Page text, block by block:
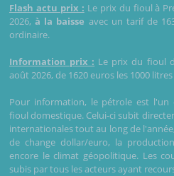
Flash actu prix : Le prix du fioul à
2026,à la baisse avec un tarif de
ordinaire.
Information prix : Le prix du fioul
août 2026, de 1620 euros les 1000
Pour information, le pétrole est l'un
fioul domestique. Celui-ci subit
internationales tout au long de
de change dollar/euro, la
encore le climat géopolitique. Les
subis par tous les acteurs ayant